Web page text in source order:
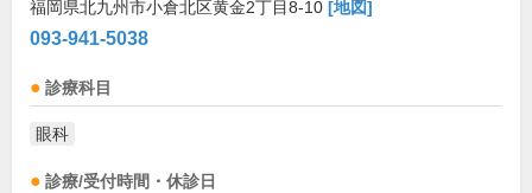
福岡県北九州市小倉北区黄金2丁目8-10 [地図]
093-941-5038
診療科目
眼科
診療/受付時間・休診日